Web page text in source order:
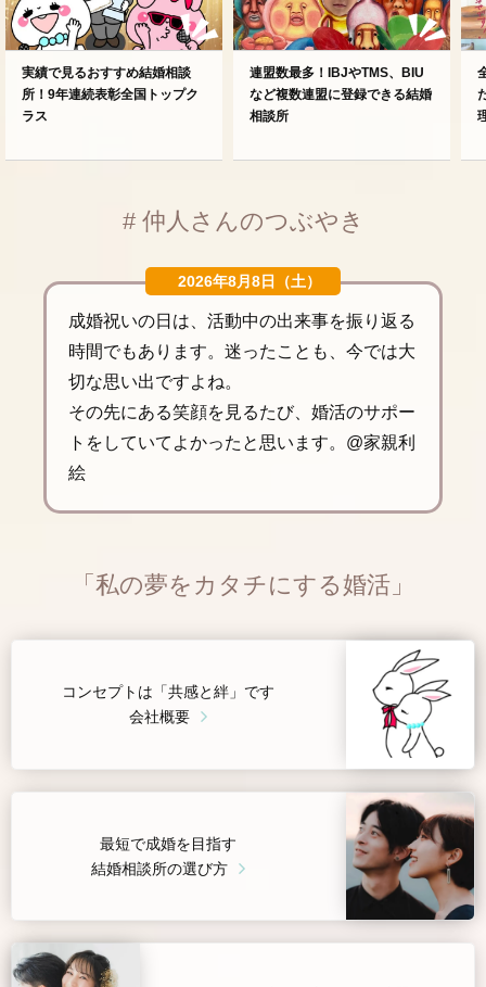
実績で見るおすすめ結婚相談
所！9年連続表彰全国トップク
ラス
連盟数最多！IBJやTMS、BIU
など複数連盟に登録できる結婚
相談所
# 仲人さんのつぶやき
2026年8月8日（土）
成婚祝いの日は、活動中の出来事を振り返る
時間でもあります。迷ったことも、今では大
切な思い出ですよね。
その先にある笑顔を見るたび、婚活のサポー
トをしていてよかったと思います。@家親利
絵
「私の夢をカタチにする婚活」
コンセプトは「共感と絆」です
会社概要
最短で成婚を目指す
結婚相談所の選び方